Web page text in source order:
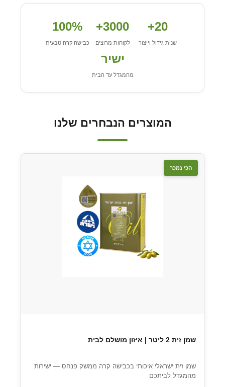
20+
שנות גידול וייצור
3000+
לקוחות מרוצים
100%
כבישה קרה טבעית
ישיר
מהמגדל עד הבית
המוצרים הנבחרים שלנו
הכי נמכר
שמן זית 2 ליטר | איזון מושלם לבית
שמן זית ישראלי איכותי בכבישה קרה ממשק פנחס — ישירות
מהמגדל לביתכם